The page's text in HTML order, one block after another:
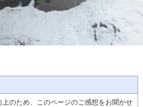
のため、このページのご感想をお聞かせ